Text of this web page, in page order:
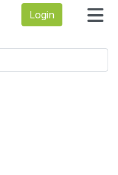
Login